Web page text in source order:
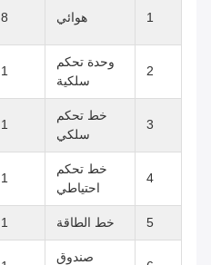
1 هوائي 8
2
وحدة تحكم
سلكية
1
3
خط تحكم
سلكي
1
4
خط تحكم
احتياطي
1
5 خط الطاقة 1
صندوق